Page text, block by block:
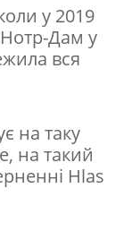
у 2019
Нотр-Дам у
вся
на таку
на такий
Hlas